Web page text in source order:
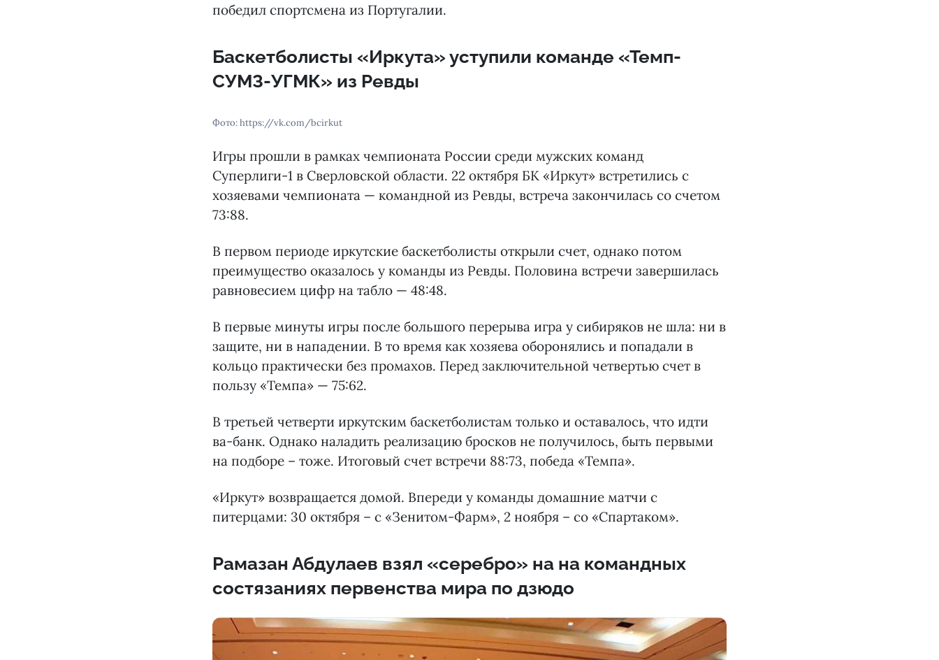
победил спортсмена из Португалии.
Баскетболисты «Иркута» уступили команде «Темп-
СУМЗ-УГМК» из Ревды
Фото: https://vk.com/bcirkut
Игры прошли в рамках чемпионата России среди мужских команд
Суперлиги-1 в Сверловской области. 22 октября БК «Иркут» встретились с
хозяевами чемпионата — командной из Ревды, встреча закончилась со счетом
73:88.
В первом периоде иркутские баскетболисты открыли счет, однако потом
преимущество оказалось у команды из Ревды. Половина встречи завершилась
равновесием цифр на табло — 48:48.
В первые минуты игры после большого перерыва игра у сибиряков не шла: ни в
защите, ни в нападении. В то время как хозяева оборонялись и попадали в
кольцо практически без промахов. Перед заключительной четвертью счет в
пользу «Темпа» — 75:62.
В третьей четверти иркутским баскетболистам только и оставалось, что идти
ва-банк. Однако наладить реализацию бросков не получилось, быть первыми
на подборе – тоже. Итоговый счет встречи 88:73, победа «Темпа».
«Иркут» возвращается домой. Впереди у команды домашние матчи с
питерцами: 30 октября – с «Зенитом-Фарм», 2 ноября – со «Спартаком».
Рамазан Абдулаев взял «серебро» на на командных
состязаниях первенства мира по дзюдо